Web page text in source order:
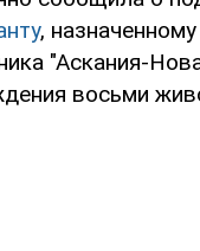
,
"Аскания-
восьми